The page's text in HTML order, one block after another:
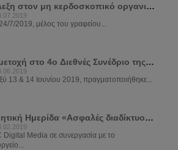
Διάλεξη στον μη κερδοσκοπικό οργανισμό CARIDAS
24/7/2019, μέλος του γραφείου...
Συμμετοχή στο 4ο Διεθνές Συνέδριο της Αστυνομίας
13 & 14 Ιουνίου 2019, πραγματοποιήθηκε...
Μαθητική Ημερίδα «Ασφαλές διαδίκτυο για όλους»
Digital Media σε συνεργασία με το